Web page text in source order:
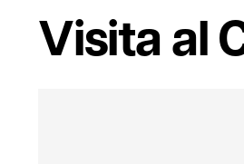
Visita al